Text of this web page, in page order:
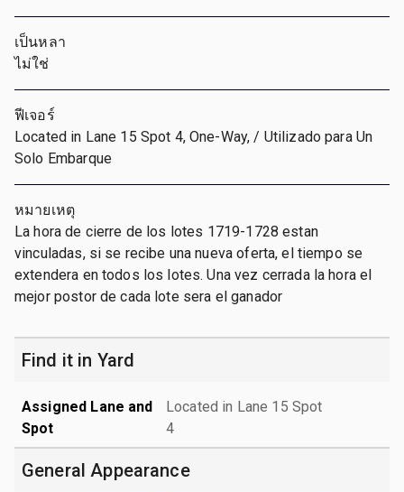
เป็นหลา
ไม่ใช่
ฟีเจอร์
Located in Lane 15 Spot 4, One-Way, / Utilizado para Un
Solo Embarque
หมายเหตุ
La hora de cierre de los lotes 1719-1728 estan
vinculadas, si se recibe una nueva oferta, el tiempo se
extendera en todos los lotes. Una vez cerrada la hora el
mejor postor de cada lote sera el ganador
Find it in Yard
Assigned Lane and
Spot
Located in Lane 15 Spot
4
General Appearance